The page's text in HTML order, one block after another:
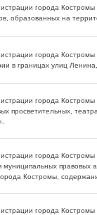
города
образованных на
города
в границах улиц
города
просветительных,
города
муниципальных правовых
Костромы,
города